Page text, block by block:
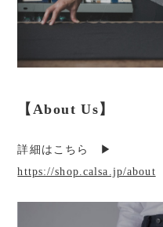
【About Us】
詳細はこちら ▶︎
https://shop.calsa.jp/about